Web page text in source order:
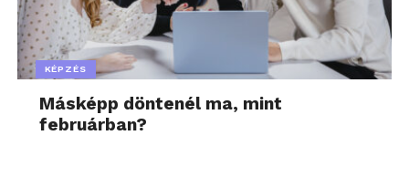
KÉPZÉS
Másképp döntenél ma, mint
februárban?